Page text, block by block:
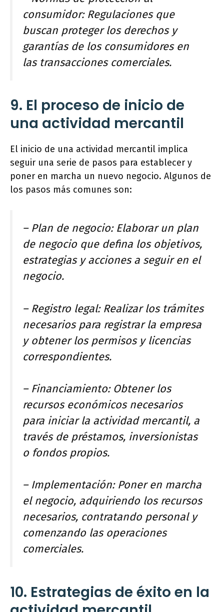
consumidor: Regulaciones que
buscan proteger los derechos y
garantías de los consumidores en
las transacciones comerciales.
9. El proceso de inicio de
una actividad mercantil
El inicio de una actividad mercantil implica
seguir una serie de pasos para establecer y
poner en marcha un nuevo negocio. Algunos de
los pasos más comunes son:
– Plan de negocio: Elaborar un plan
de negocio que defina los objetivos,
estrategias y acciones a seguir en el
negocio.
– Registro legal: Realizar los trámites
necesarios para registrar la empresa
y obtener los permisos y licencias
correspondientes.
– Financiamiento: Obtener los
recursos económicos necesarios
para iniciar la actividad mercantil, a
través de préstamos, inversionistas
o fondos propios.
– Implementación: Poner en marcha
el negocio, adquiriendo los recursos
necesarios, contratando personal y
comenzando las operaciones
comerciales.
10. Estrategias de éxito en la